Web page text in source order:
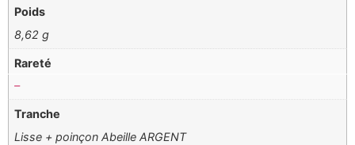
Poids
8,62 g
Rareté
–
Tranche
Lisse + poinçon Abeille ARGENT